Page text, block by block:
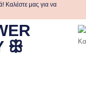
Καλέστε μας για να